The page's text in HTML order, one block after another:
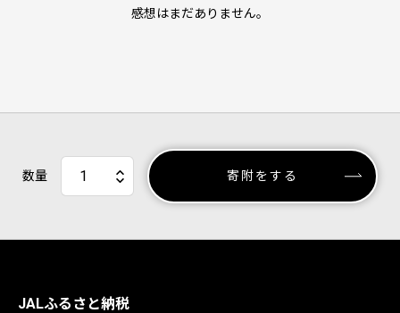
感想はまだありません。
数量 寄附をする
JALふるさと納税